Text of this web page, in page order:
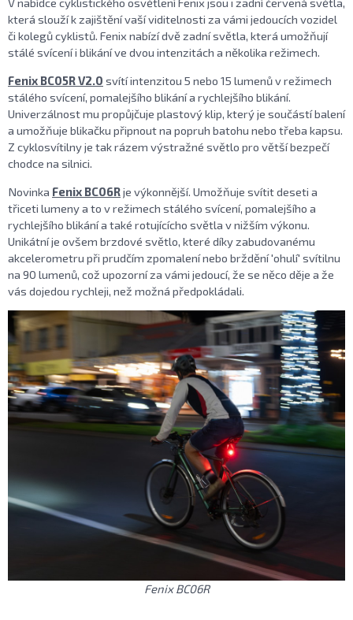
která slouží k zajištění vaší viditelnosti za vámi jedoucích vozidel
či kolegů cyklistů. Fenix nabízí dvě zadní světla, která umožňují
stálé svícení i blikání ve dvou intenzitách a několika režimech.
Fenix BC05R V2.0 svítí intenzitou 5 nebo 15 lumenů v režimech
stálého svícení, pomalejšího blikání a rychlejšího blikání.
Univerzálnost mu propůjčuje plastový klip, který je součástí balení
a umožňuje blikačku připnout na popruh batohu nebo třeba kapsu.
Z cyklosvítilny je tak rázem výstražné světlo pro větší bezpečí
chodce na silnici.
Novinka Fenix BC06Rje výkonnější. Umožňuje svítit deseti a
třiceti lumeny a to v režimech stálého svícení, pomalejšího a
rychlejšího blikání a také rotujícícho světla v nižším výkonu.
Unikátní je ovšem brzdové světlo, které díky zabudovanému
akcelerometru při prudčím zpomalení nebo brždění 'ohulí' svítilnu
na 90 lumenů, což upozorní za vámi jedoucí, že se něco děje a že
vás dojedou rychleji, než možná předpokládali.
Fenix BC06R